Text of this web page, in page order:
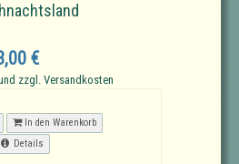
€
zzgl. Versandkosten
In den Warenkorb
Details